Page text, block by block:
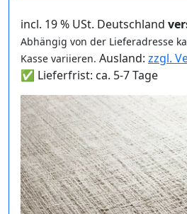
incl. 19 % USt. Deutschland
Abhängig von der Lieferadresse
Kasse variieren. Ausland: zzgl.
✅ Lieferfrist: ca. 5-7 Tage